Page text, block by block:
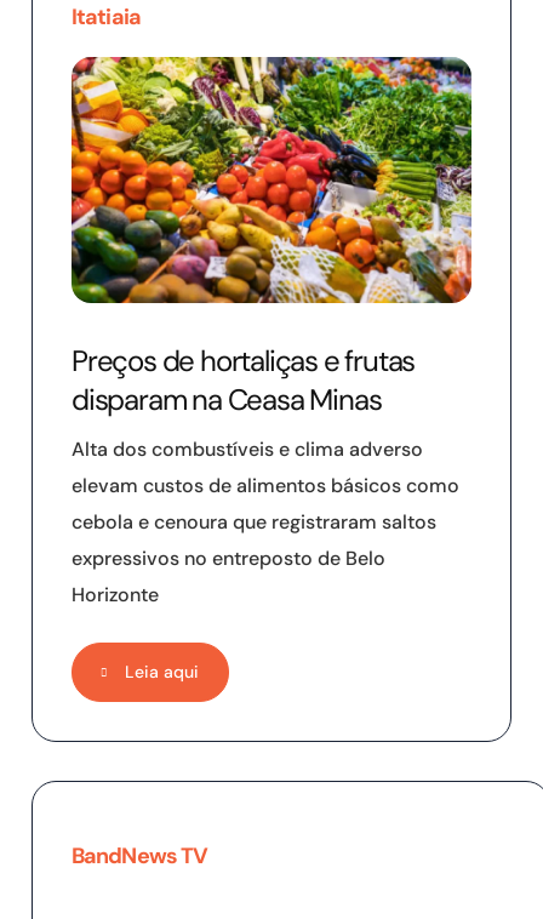
Itatiaia
Preços de hortaliças e frutas
disparam na Ceasa Minas
Alta dos combustíveis e clima adverso
elevam custos de alimentos básicos como
cebola e cenoura que registraram saltos
expressivos no entreposto de Belo
Horizonte
Leia aqui
BandNews TV